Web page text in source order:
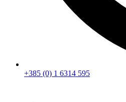
+385 (0) 1 6314 595